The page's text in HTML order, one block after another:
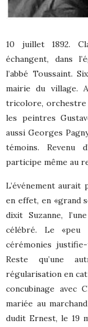
10 juillet 1892.
échangent, dans
l’abbé Toussaint.
mairie du village.
tricolore, orchestre
les peintres
aussi Georges
témoins. Revenu
participe même au
L’événement aurait
en effet, en «grand
dixit Suzanne,
célébré. Le
cérémonies
Reste qu’une
régularisation en
concubinage avec
mariée au
dudit Ernest, le 19